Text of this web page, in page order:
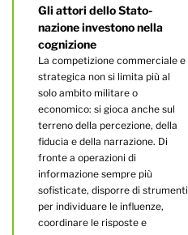
Gli attori dello Stato-
nazione investono nella
cognizione
La competizione commerciale e
strategica non si limita più al
solo ambito militare o
economico: si gioca anche sul
terreno della percezione, della
fiducia e della narrazione. Di
fronte a operazioni di
informazione sempre più
sofisticate, disporre di strumenti
per individuare le influenze,
coordinare le risposte e